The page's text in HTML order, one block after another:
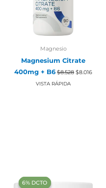
Magnesio
Magnesium Citrate
400mg + B6 $8.528 El
precio
$8.016
VISTA RÁPIDA
‍6% DCTO‍‍
‍6% DCTO‍‍